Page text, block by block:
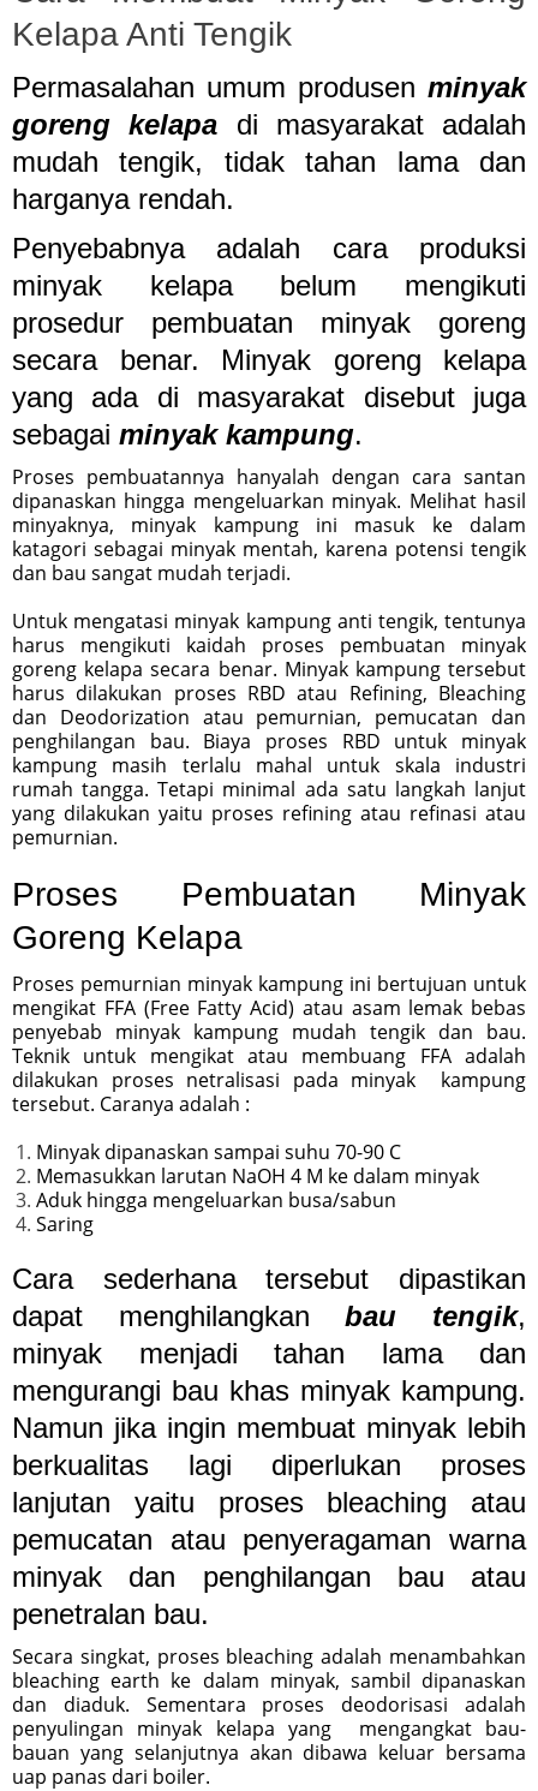
Kelapa Anti Tengik
Permasalahan umum produsen minyak
goreng kelapa di masyarakat adalah
mudah tengik, tidak tahan lama dan
harganya rendah.
Penyebabnya adalah cara produksi
minyak kelapa belum mengikuti
prosedur pembuatan minyak goreng
secara benar. Minyak goreng kelapa
yang ada di masyarakat disebut juga
sebagai minyak kampung.
Proses pembuatannya hanyalah dengan cara santan
dipanaskan hingga mengeluarkan minyak. Melihat hasil
minyaknya, minyak kampung ini masuk ke dalam
katagori sebagai minyak mentah, karena potensi tengik
dan bau sangat mudah terjadi.
Untuk mengatasi minyak kampung anti tengik, tentunya
harus mengikuti kaidah proses pembuatan minyak
goreng kelapa secara benar. Minyak kampung tersebut
harus dilakukan proses RBD atau Refining, Bleaching
dan Deodorization atau pemurnian, pemucatan dan
penghilangan bau. Biaya proses RBD untuk minyak
kampung masih terlalu mahal untuk skala industri
rumah tangga. Tetapi minimal ada satu langkah lanjut
yang dilakukan yaitu proses refining atau refinasi atau
pemurnian.
Proses Pembuatan Minyak
Goreng Kelapa
Proses pemurnian minyak kampung ini bertujuan untuk
mengikat FFA (Free Fatty Acid) atau asam lemak bebas
penyebab minyak kampung mudah tengik dan bau.
Teknik untuk mengikat atau membuang FFA adalah
dilakukan proses netralisasi pada minyak kampung
tersebut. Caranya adalah :
Minyak dipanaskan sampai suhu 70-90 C
Memasukkan larutan NaOH 4 M ke dalam minyak
Aduk hingga mengeluarkan busa/sabun
Saring
Cara sederhana tersebut dipastikan
dapat menghilangkanbau tengik,
minyak menjadi tahan lama dan
mengurangi bau khas minyak kampung.
Namun jika ingin membuat minyak lebih
berkualitas lagi diperlukan proses
lanjutan yaitu proses bleaching atau
pemucatan atau penyeragaman warna
minyak dan penghilangan bau atau
penetralan bau.
Secara singkat, proses bleaching adalah menambahkan
bleaching earth ke dalam minyak, sambil dipanaskan
dan diaduk. Sementara proses deodorisasi adalah
penyulingan minyak kelapa yang mengangkat bau-
bauan yang selanjutnya akan dibawa keluar bersama
uap panas dari boiler.